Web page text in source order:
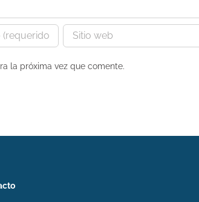
la próxima vez que comente.